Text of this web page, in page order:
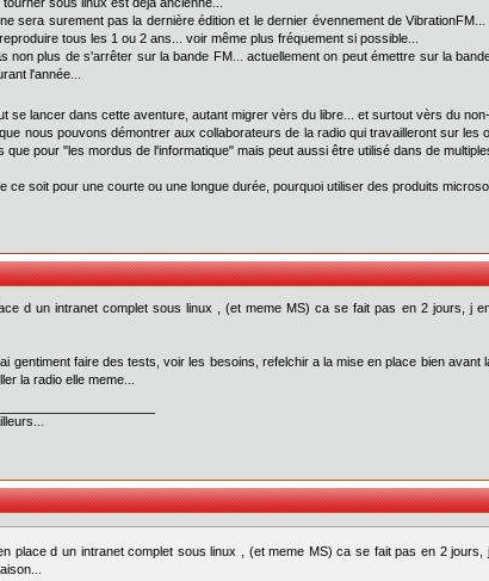
sera surement pas la dernière édition et le dernier évennement de
tous les 1 ou 2 ans... voir même plus fréquement si possible...
non plus de s'arrêter sur la bande FM... actuellement on peut émettre sur la
l'année...
se lancer dans cette aventure, autant migrer vèrs du libre... et surtout vèrs du
nous pouvons démontrer aux collaborateurs de la radio qui travailleront sur
que pour "les mordus de l'informatique" mais peut aussi être utilisé dans de
ce soit pour une courte ou une longue durée, pourquoi utiliser des produits
d un intranet complet sous linux , (et meme MS) ca se fait pas en 2 jours, j
gentiment faire des tests, voir les besoins, refelchir a la mise en place bien
la radio elle meme...
place d un intranet complet sous linux , (et meme MS) ca se fait pas en 2